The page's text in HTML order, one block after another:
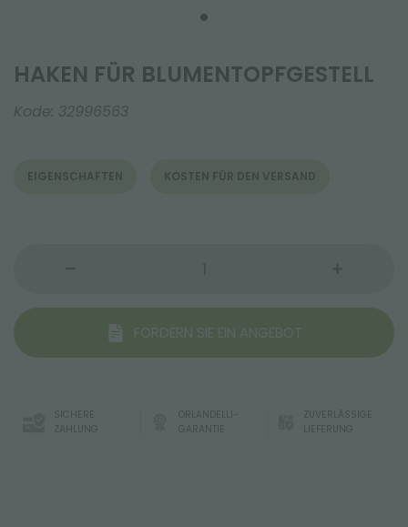
HAKEN FÜR BLUMENTOPFGESTELL
Kode: 32996563
EIGENSCHAFTEN KOSTEN FÜR DEN VERSAND
FORDERN SIE EIN ANGEBOT
SICHERE
ZAHLUNG
ORLANDELLI-
GARANTIE
ZUVERLÄSSIGE
LIEFERUNG